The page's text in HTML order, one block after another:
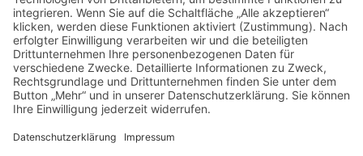
nach oben